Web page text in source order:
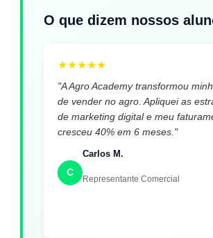
O que dizem nossos
★★★★★
"A Agro Academy transformou
de vender no agro. Apliquei as
de marketing digital e meu
cresceu 40% em 6 meses."
C
Carlos M.
Representante Comercial